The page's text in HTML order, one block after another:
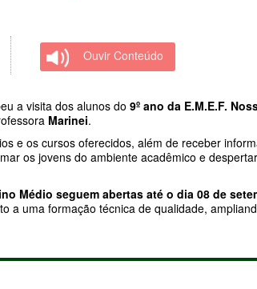
Ouvir Conteúdo
a visita dos alunos do 9º ano da E.M.E.F.
Marinei.
e os cursos oferecidos, além de receber
os jovens do ambiente acadêmico e
Médio seguem abertas até o dia 08 de
a uma formação técnica de qualidade,